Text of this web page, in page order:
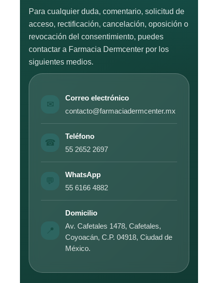
Para cualquier duda, comentario, solicitud de
acceso, rectificación, cancelación, oposición o
revocación del consentimiento, puedes
contactar a Farmacia Dermcenter por los
siguientes medios.
✉
Correo electrónico
contacto@farmaciadermcenter.mx
☎
Teléfono
55 2652 2697
💬
WhatsApp
55 6166 4882
📍
Domicilio
Av. Cafetales 1478, Cafetales,
Coyoacán, C.P. 04918, Ciudad de
México.